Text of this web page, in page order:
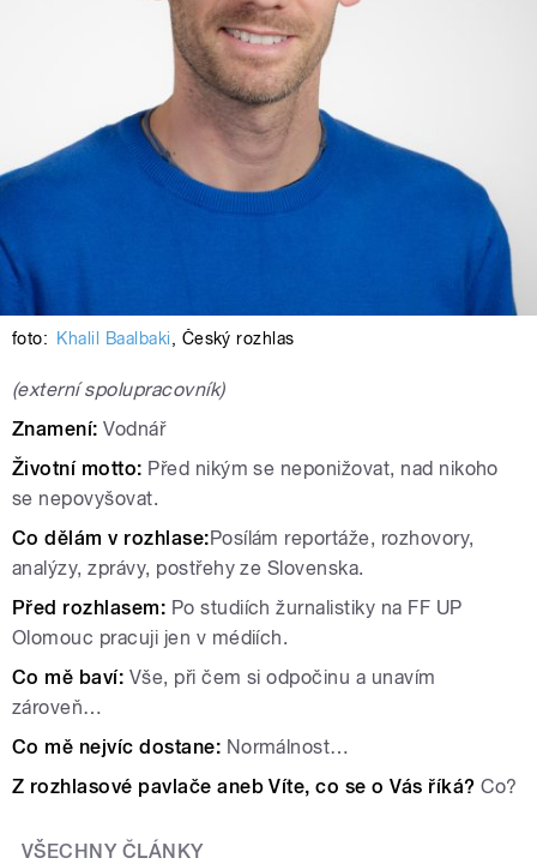
foto: Khalil Baalbaki, Český rozhlas
(externí spolupracovník)
Znamení: Vodnář
Životní motto: Před nikým se neponižovat, nad nikoho
se nepovyšovat.
Co dělám v rozhlase:Posílám reportáže, rozhovory,
analýzy, zprávy, postřehy ze Slovenska.
Před rozhlasem: Po studiích žurnalistiky na FF UP
Olomouc pracuji jen v médiích.
Co mě baví: Vše, při čem si odpočinu a unavím
zároveň…
Co mě nejvíc dostane: Normálnost…
Z rozhlasové pavlače aneb Víte, co se o Vás říká? Co?
VŠECHNY ČLÁNKY